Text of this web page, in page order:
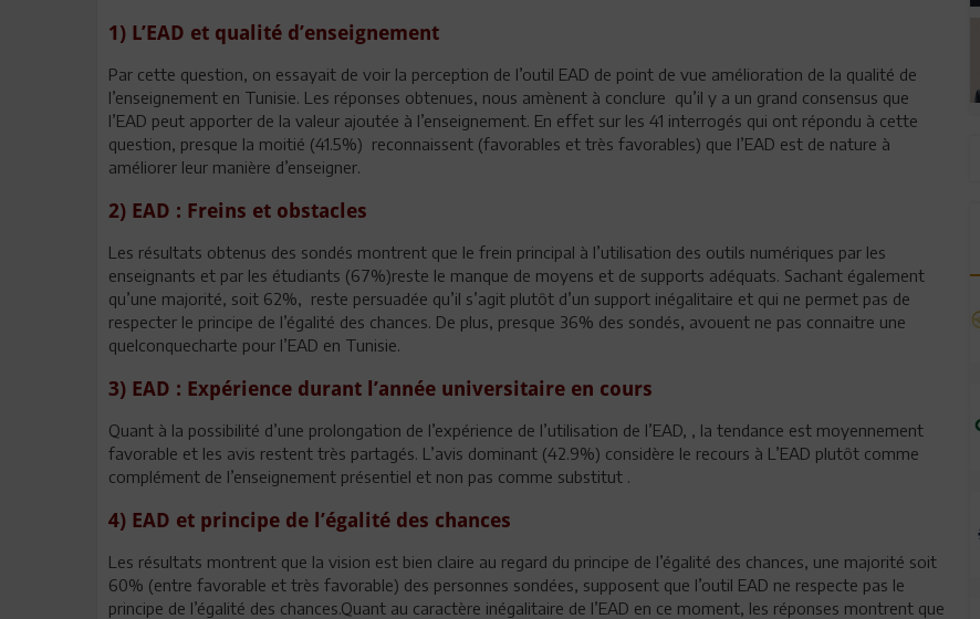
1) L’EAD et qualité d’enseignement
Par cette question, on essayait de voir la perception de l’outil EAD de point de vue amélioration de la qualité de
l’enseignement en Tunisie. Les réponses obtenues, nous amènent à conclure qu’il y a un grand consensus que
l’EAD peut apporter de la valeur ajoutée à l’enseignement. En effet sur les 41 interrogés qui ont répondu à cette
question, presque la moitié (41.5%) reconnaissent (favorables et très favorables) que l’EAD est de nature à
améliorer leur manière d’enseigner.
2) EAD : Freins et obstacles
Les résultats obtenus des sondés montrent que le frein principal à l’utilisation des outils numériques par les
enseignants et par les étudiants (67%)reste le manque de moyens et de supports adéquats. Sachant également
qu’une majorité, soit 62%, reste persuadée qu’il s’agit plutôt d’un support inégalitaire et qui ne permet pas de
respecter le principe de l’égalité des chances. De plus, presque 36% des sondés, avouent ne pas connaitre une
quelconquecharte pour l’EAD en Tunisie.
3) EAD : Expérience durant l’année universitaire en cours
Quant à la possibilité d’une prolongation de l’expérience de l’utilisation de l’EAD, , la tendance est moyennement
favorable et les avis restent très partagés. L’avis dominant (42.9%) considère le recours à L’EAD plutôt comme
complément de l’enseignement présentiel et non pas comme substitut .
4) EAD et principe de l’égalité des chances
Les résultats montrent que la vision est bien claire au regard du principe de l’égalité des chances, une majorité soit
60% (entre favorable et très favorable) des personnes sondées, supposent que l’outil EAD ne respecte pas le
principe de l’égalité des chances.Quant au caractère inégalitaire de l’EAD en ce moment, les réponses montrent que